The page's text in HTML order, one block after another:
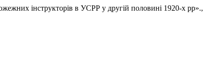
інструкторів в УСРР у другій половині 1920-х рр».,